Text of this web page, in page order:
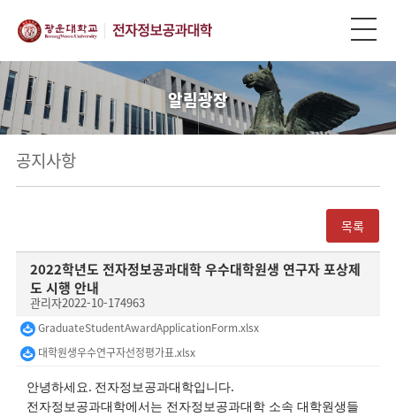
알림광장
공지사항
목록
2022학년도 전자정보공과대학 우수대학원생 연구자 포상제
도 시행 안내
관리자2022-10-174963
GraduateStudentAwardApplicationForm.xlsx
대학원생우수연구자선정평가표.xlsx
안녕하세요. 전자정보공과대학입니다.
전자정보공과대학에서는 전자정보공과대학 소속 대학원생들